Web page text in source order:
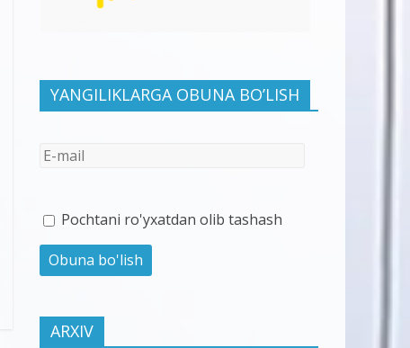
YANGILIKLARGA OBUNA BO’LISH
Pochtani ro'yxatdan olib tashash
ARXIV